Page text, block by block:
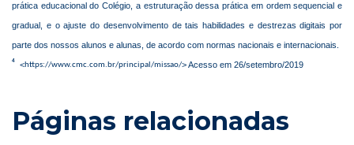
prática educacional do Colégio, a estruturação dessa prática em ordem sequencial e
gradual, e o ajuste do desenvolvimento de tais habilidades e destrezas digitais por
parte dos nossos alunos e alunas, de acordo com normas nacionais e internacionais.
4 <https://www.cmc.com.br/principal/missao/> Acesso em 26/setembro/2019
Páginas relacionadas